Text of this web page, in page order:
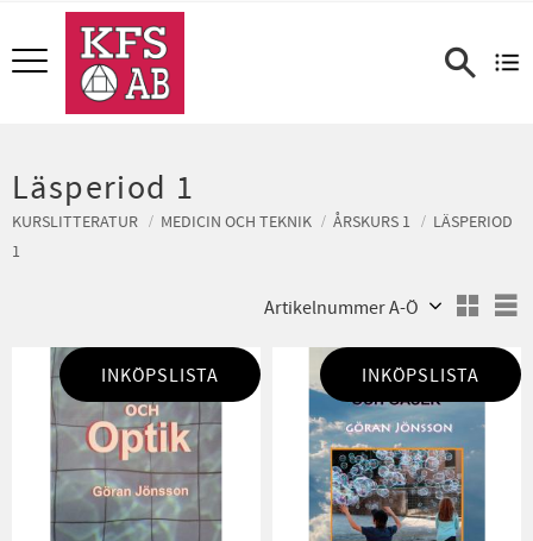
Meny
Läsperiod 1
KURSLITTERATUR MEDICIN OCH TEKNIK ÅRSKURS 1
LÄSPERIOD
1
INKÖPSLISTA INKÖPSLISTA